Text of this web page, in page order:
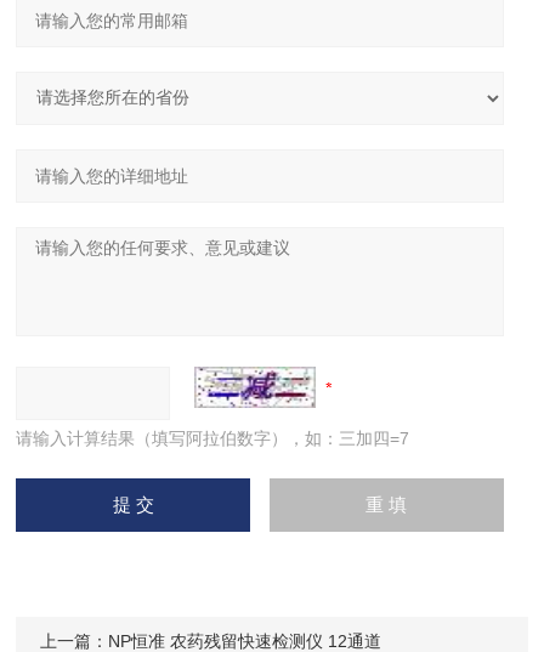
请输入计算结果（填写阿拉伯数字），如：三加四=7
上一篇： NP恒准 农药残留快速检测仪 12通道